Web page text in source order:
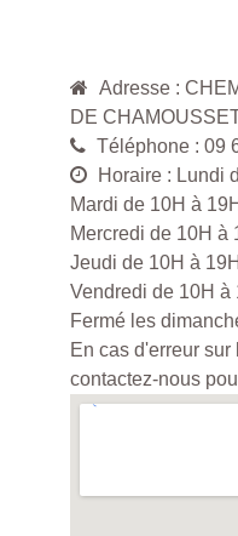
Adresse :
DE
Téléphone : 09
Horaire : Lundi
Mardi de 10H à 19H
Mercredi de 10H à
Jeudi de 10H à 19H
Vendredi de 10H à
Fermé les
En cas d'erreur
contactez-nous